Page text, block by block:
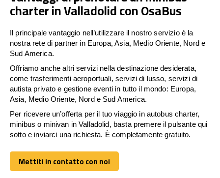
charter in Valladolid con OsaBus
Il principale vantaggio nell’utilizzare il nostro servizio è la
nostra rete di partner in Europa, Asia, Medio Oriente, Nord e
Sud America.
Offriamo anche altri servizi nella destinazione desiderata,
come trasferimenti aeroportuali, servizi di lusso, servizi di
autista privato e gestione eventi in tutto il mondo: Europa,
Asia, Medio Oriente, Nord e Sud America.
Per ricevere un’offerta per il tuo viaggio in autobus charter,
minibus o minivan in Valladolid, basta premere il pulsante qui
sotto e inviarci una richiesta. È completamente gratuito.
Mettiti in contatto con noi
Mettiti in contatto con noi